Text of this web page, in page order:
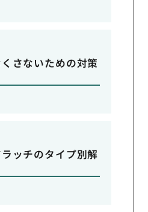
さないための対策
ッチのタイプ別解